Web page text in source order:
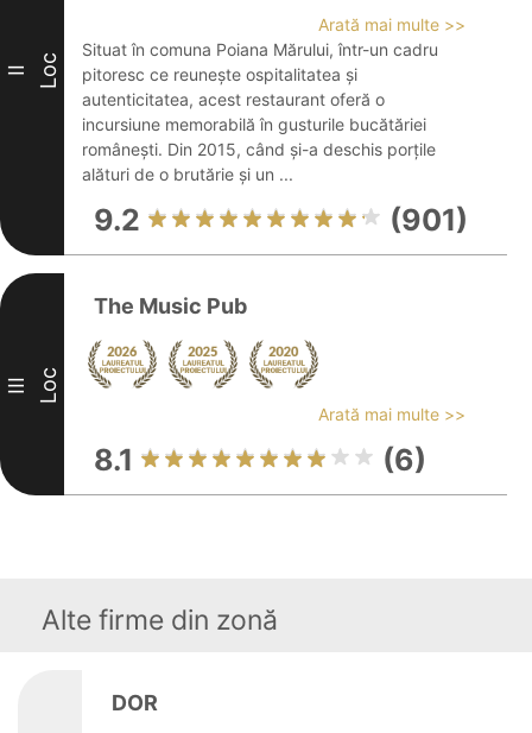
II Loc
Arată mai multe >>
Situat în comuna Poiana Mărului, într-un cadru
pitoresc ce reunește ospitalitatea și
autenticitatea, acest restaurant oferă o
incursiune memorabilă în gusturile bucătăriei
românești. Din 2015, când și-a deschis porțile
alături de o brutărie și un ...
9.2 (901)
III Loc
The Music Pub
Arată mai multe >>
8.1 (6)
Alte firme din zonă
DOR